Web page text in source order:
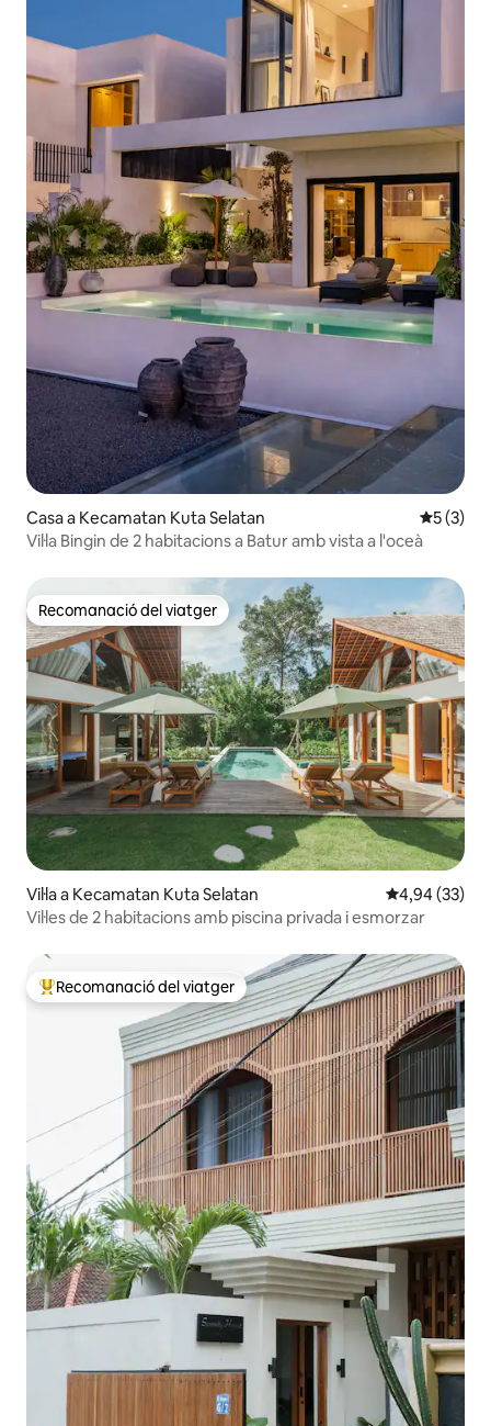
Casa a Kecamatan Kuta Selatan 5 de
5 (3)
Vil·la Bingin de 2 habitacions a Batur amb vista a l'oceà
Recomanació del viatger
Recomanació del viatger
Vil·la a Kecamatan Kuta Selatan 4,94 de
4,94 (33)
Vil·les de 2 habitacions amb piscina privada i esmorzar
Principals recomanacions dels viatgers
Recomanació del viatger